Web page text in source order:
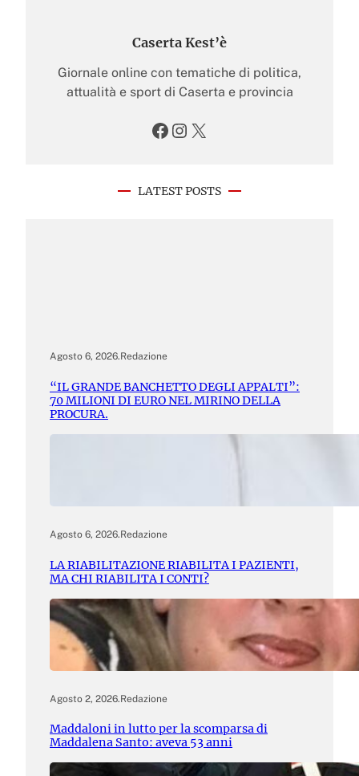
Caserta Kest’è
Giornale online con tematiche di politica,
attualità e sport di Caserta e provincia
Facebook Instagram X
LATEST POSTS
Agosto 6, 2026.Redazione
“IL GRANDE BANCHETTO DEGLI APPALTI”:
70 MILIONI DI EURO NEL MIRINO DELLA
PROCURA.
Agosto 6, 2026.Redazione
LA RIABILITAZIONE RIABILITA I PAZIENTI,
MA CHI RIABILITA I CONTI?
Agosto 2, 2026.Redazione
Maddaloni in lutto per la scomparsa di
Maddalena Santo: aveva 53 anni